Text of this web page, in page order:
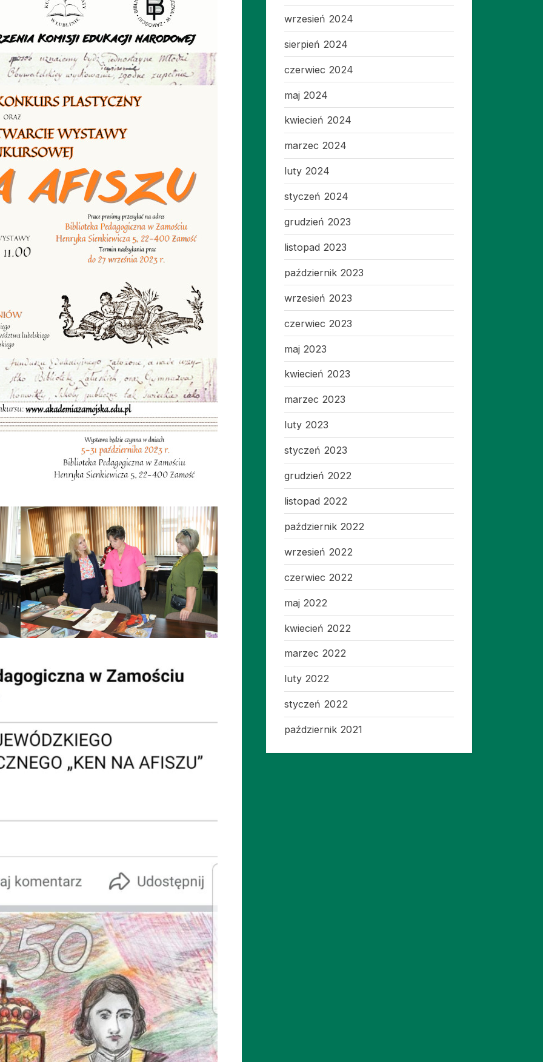
wrzesień 2024
sierpień 2024
czerwiec 2024
maj 2024
kwiecień 2024
marzec 2024
luty 2024
styczeń 2024
grudzień 2023
listopad 2023
październik 2023
wrzesień 2023
czerwiec 2023
maj 2023
kwiecień 2023
marzec 2023
luty 2023
styczeń 2023
grudzień 2022
listopad 2022
październik 2022
wrzesień 2022
czerwiec 2022
maj 2022
kwiecień 2022
marzec 2022
luty 2022
styczeń 2022
październik 2021